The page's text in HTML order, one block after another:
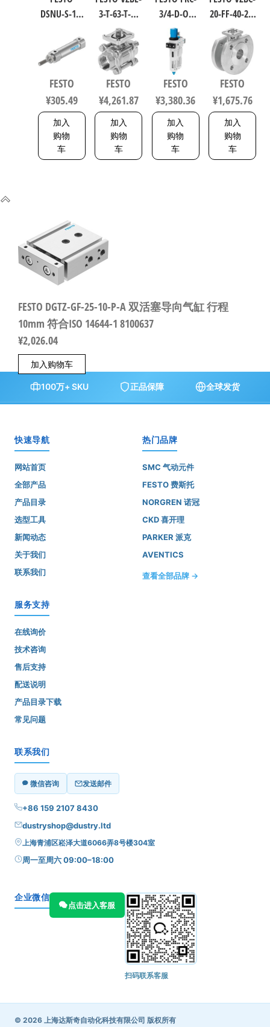
DSNU-S-16-
气缸 行程
40mm 缸径
ISO 6432 /
CETOP RP 52
P 5216093
FESTO
¥305.49
加入
购物
车
3-T-63-T-2-
F0710-
V15V16 不
锈钢球阀
行程63mm
符合ISO
5211 0710
FESTO
¥4,261.87
加入
购物
车
3/4-D-O-
MAXI 过滤
减压阀润
滑器组合
符合ISO
8573-1:2010
162744
FESTO
¥3,380.36
加入
购物
车
20-FF-40-22-
F0304-V4V4T
电磁阀/控
制阀 规格
20，行程
40mm
1692200
FESTO
¥1,675.76
加入
购物
车
FESTO DGTZ-GF-25-10-P-A 双活塞导向气缸 行程
10mm 符合ISO 14644-1 8100637
¥2,026.04
加入购物车
100万+ SKU 正品保障 全球发货
快速导航
网站首页
全部产品
产品目录
选型工具
新闻动态
关于我们
联系我们
热门品牌
SMC 气动元件
FESTO 费斯托
NORGREN 诺冠
CKD 喜开理
PARKER 派克
AVENTICS
查看全部品牌 →
服务支持
在线询价
技术咨询
售后支持
配送说明
产品目录下载
常见问题
联系我们
微信咨询 发送邮件
+86 159 2107 8430
dustryshop@dustry.ltd
上海青浦区崧泽大道6066弄8号楼304室
周一至周六 09:00–18:00
企业微信
点击进入客服
扫码联系客服
© 2026 上海达斯奇自动化科技有限公司 版权所有